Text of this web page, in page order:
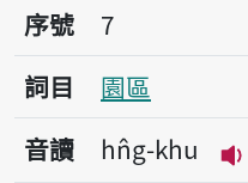
序號7園區
序號
7
詞目
園區
音讀
hn̂g-khu